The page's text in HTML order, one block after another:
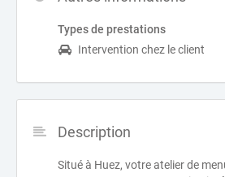
Types de prestations
Intervention chez le client
Description
Situé à Huez, votre atelier de